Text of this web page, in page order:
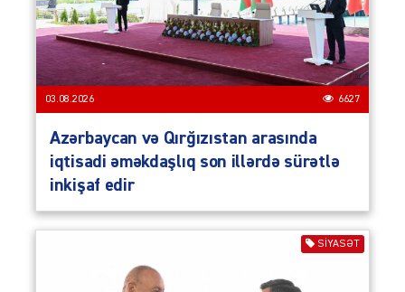
03.08.2026 6627
Azərbaycan və Qırğızıstan arasında
iqtisadi əməkdaşlıq son illərdə sürətlə
inkişaf edir
SIYASƏT